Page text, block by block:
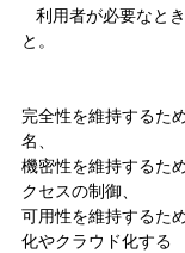
と。
完全性を維持するた
名、
機密性を維持するた
クセスの制御、
可用性を維持するた
化やクラウド化する